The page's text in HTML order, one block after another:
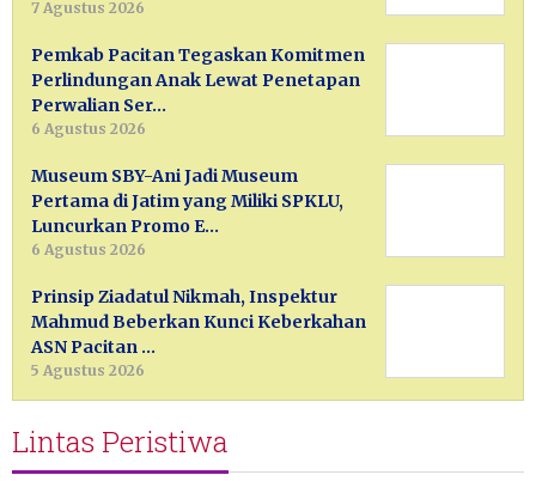
7 Agustus 2026
Pemkab Pacitan Tegaskan Komitmen
Perlindungan Anak Lewat Penetapan
Perwalian Ser…
6 Agustus 2026
Museum SBY-Ani Jadi Museum
Pertama di Jatim yang Miliki SPKLU,
Luncurkan Promo E…
6 Agustus 2026
Prinsip Ziadatul Nikmah, Inspektur
Mahmud Beberkan Kunci Keberkahan
ASN Pacitan …
5 Agustus 2026
Lintas Peristiwa